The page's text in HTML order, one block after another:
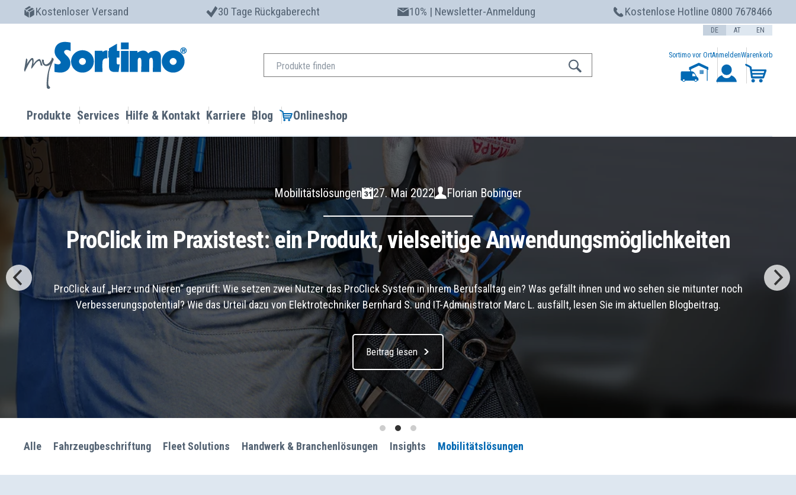
Kostenloser Versand 30 Tage Rückgaberecht 10% | Newsletter-Anmeldung Kostenlose Hotline 0800 7678466
DE AT EN
Sortimo vor OrtAnmeldenWarenkorb
Produkte Services Hilfe & Kontakt Karriere Blog Onlineshop
Mobilitätslösungen 27. Mai 2022 Florian Bobinger
ProClick im Praxistest: ein Produkt, vielseitige Anwendungsmöglichkeiten
ProClick auf „Herz und Nieren“ geprüft: Wie setzen zwei Nutzer das ProClick System in ihrem Berufsalltag ein? Was gefällt ihnen und wo sehen sie mitunter noch
Verbesserungspotential? Wie das Urteil dazu von Elektrotechniker Bernhard S. und IT-Administrator Marc L. ausfällt, lesen Sie im aktuellen Blogbeitrag.
Beitrag lesen
Alle Fahrzeugbeschriftung Fleet Solutions Handwerk & Branchenlösungen Insights Mobilitätslösungen